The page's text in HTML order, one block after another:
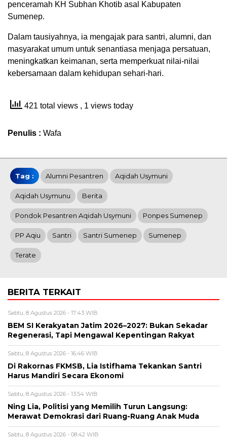
penceramah KH Subhan Khotib asal Kabupaten
Sumenep.
Dalam tausiyahnya, ia mengajak para santri, alumni, dan
masyarakat umum untuk senantiasa menjaga persatuan,
meningkatkan keimanan, serta memperkuat nilai-nilai
kebersamaan dalam kehidupan sehari-hari.
421 total views , 1 views today
Penulis : Wafa
Tag : Alumni Pesantren Aqidah Usymuni
Aqidah Usymunu Berita
Pondok Pesantren Aqidah Usymuni Ponpes Sumenep
PP Aqiu Santri Santri Sumenep Sumenep
Terate
BERITA TERKAIT
Sabtu, 8 Agustus 2026 - 17:43 WIB
BEM SI Kerakyatan Jatim 2026–2027: Bukan Sekadar
Regenerasi, Tapi Mengawal Kepentingan Rakyat
Sabtu, 8 Agustus 2026 - 16:46 WIB
Di Rakornas FKMSB, Lia Istifhama Tekankan Santri
Harus Mandiri Secara Ekonomi
Sabtu, 8 Agustus 2026 - 13:54 WIB
Ning Lia, Politisi yang Memilih Turun Langsung:
Merawat Demokrasi dari Ruang-Ruang Anak Muda
Sabtu, 8 Agustus 2026 - 08:42 WIB